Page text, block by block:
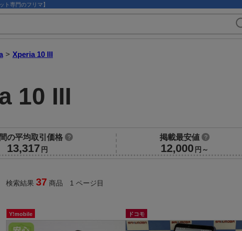
ト専門のフリマ】
> Xperia 10 III
10 III
の平均取引価格 ?
13,317 円
掲載最安値 ?
12,000 円～
検索結果 37 商品 1 ページ目
Y!mobile ドコモ